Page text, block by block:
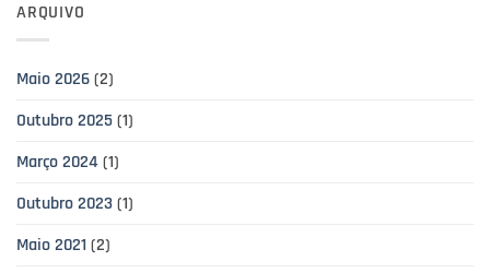
ARQUIVO
Maio 2026(2)
Outubro 2025(1)
Março 2024(1)
Outubro 2023(1)
Maio 2021 (2)